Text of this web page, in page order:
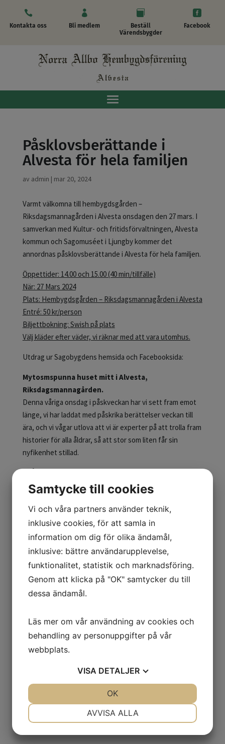

Kontakta oss

Bli medlem

Beställ
Värendsbygder

Facebook
Påsklovsberättande i
Alvesta för hela familjen
av admin | mar 20, 2024
Varmt välkomna till hembygdsgården –
Riksdagsmannagården i Alvesta onsdagen den 27 mars. I
samverkan med Kultur- och fritidsförvaltningen, Alvesta
kommun och Sagomuséet i Ljungby kommer det
annordnas påsklovsberättande i Alvesta för hela familjen.
Öppettider: 14.00 och 15.00 (40 min/tillfälle)
När: 27 Mars 2024
Plats: Hembygdsgården – Riksdagsmannagården i Alvesta
Entré: 50 kr/person
Biljettbokning: Swish på plats
Välj kläder efter väder, vi räknar med att vara utomhus.
Utdrag ur Sagobygdens hemsida och Facebooksida:
Mytosmspunna huset mitt i Alvesta,
Riksdagsmannagården.
Denna våriga onsdag i påskveckan har vi sett fram emot
länge, vi har laddat med påskrika berättelser veckan till
ära, och vi vågar utlova att vi är experter på att trolla fram
historier för alla åldrar, så att stor som liten får sin
nyfikenhet stillad.
PÅSKKÄRRING?
Ta din kvast och flyg till oss med fart!
För att lyssna på spännande Sagor, såklart!
Se upp hur du styr!
Välkomna på Påsk-äventyr!
– Det blir berättande med påskhäxan och något litet mer
som vi inte kan avslöja just nu
– Kul med bus tycker vi, så Du får gärna komma
påskutklädd, eller till något helt annat.
www.sagobygden.se”
Varmt välkomna!
Norra Allbo Hembygdsförening
Samtycke till cookies
Vi och våra partners använder teknik,
inklusive cookies, för att samla in
information om dig för olika ändamål,
inklusive: bättre användarupplevelse,
funktionalitet, statistik och marknadsföring.
Genom att klicka på "OK" samtycker du till
dessa ändamål.
Läs mer om vår användning av cookies och
behandling av personuppgifter på vår
webbplats.
VISA DETALJER
AVVISA ALLA
OK